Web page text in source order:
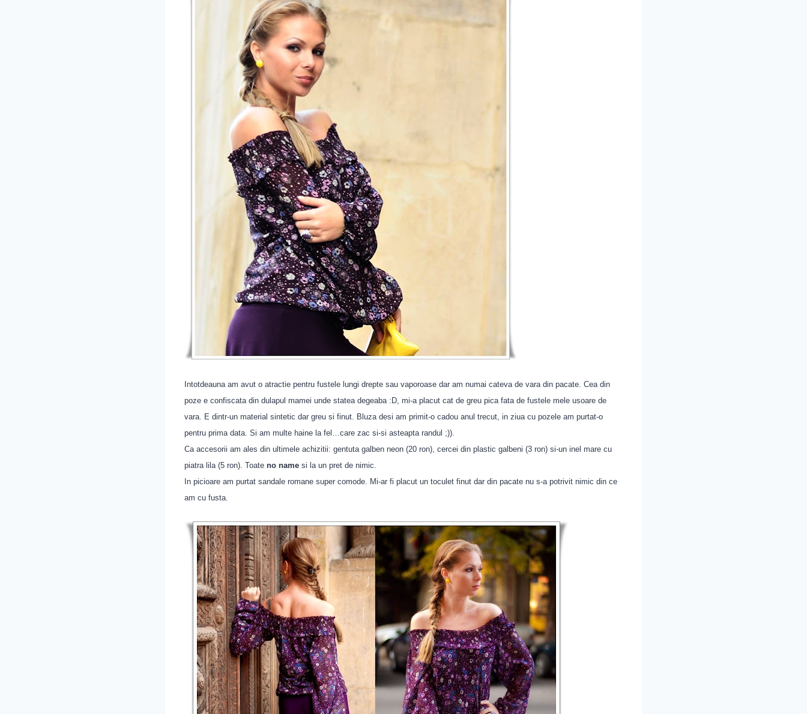
Intotdeauna am avut o atractie pentru fustele lungi drepte sau vaporoase dar am numai cateva de vara din pacate. Cea din
poze e confiscata din dulapul mamei unde statea degeaba :D, mi-a placut cat de greu pica fata de fustele mele usoare de
vara. E dintr-un material sintetic dar greu si finut. Bluza desi am primit-o cadou anul trecut, in ziua cu pozele am purtat-o
pentru prima data. Si am multe haine la fel…care zac si-si asteapta randul ;)).
Ca accesorii am ales din ultimele achizitii: gentuta galben neon (20 ron), cercei din plastic galbeni (3 ron) si-un inel mare cu
piatra lila (5 ron). Toate no name si la un pret de nimic.
In picioare am purtat sandale romane super comode. Mi-ar fi placut un toculet finut dar din pacate nu s-a potrivit nimic din ce
am cu fusta.